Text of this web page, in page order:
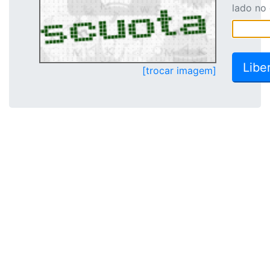
[trocar imagem]
lado no